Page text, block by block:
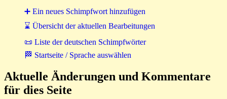
➕ Ein neues Schimpfwort hinzufügen
⌛ Übersicht der aktuellen Bearbeitungen
📜 Liste der deutschen Schimpfwörter
🏁 Startseite / Sprache auswählen
Aktuelle Änderungen und Kommentare
für dies Seite